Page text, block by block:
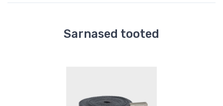
Sarnased tooted